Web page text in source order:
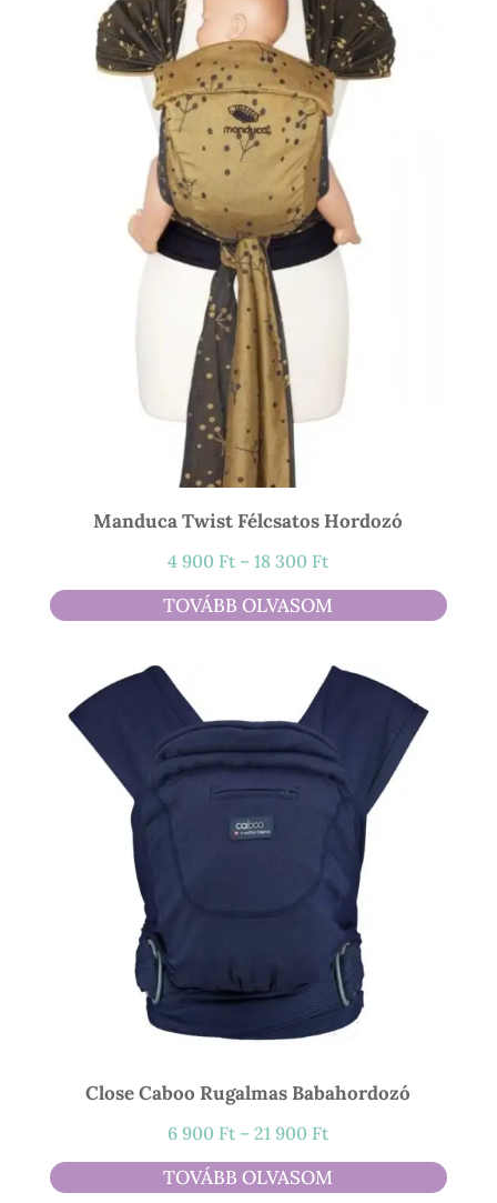
Manduca Twist Félcsatos Hordozó
4 900 Ft – 18 300 FtÁrtartomány:
4
900 Ft
TOVÁBB OLVASOM
Close Caboo Rugalmas Babahordozó
6 900 Ft – 21 900 FtÁrtartomány:
6
900 Ft
TOVÁBB OLVASOM